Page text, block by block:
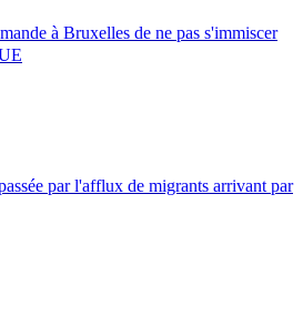
à Bruxelles de ne pas s'immiscer
par l'afflux de migrants arrivant par